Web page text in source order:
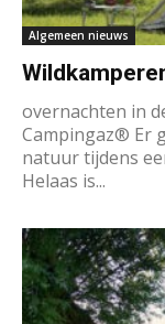
Algemeen nieuws
overnachten in
Campingaz® Er
natuur tijdens
Helaas is...